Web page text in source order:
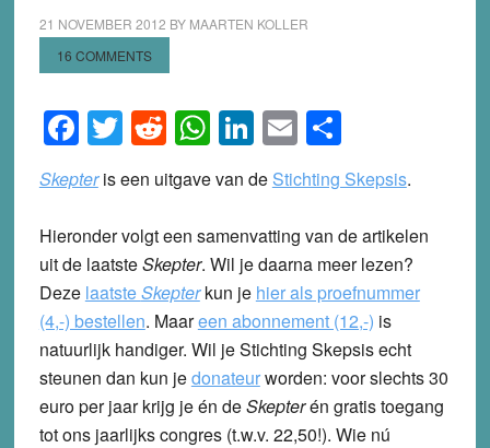
21 NOVEMBER 2012 BY MAARTEN KOLLER
16 COMMENTS
Facebook
Twitter
Reddit
WhatsApp
LinkedIn
EmailShare
Skepteris een uitgave van de Stichting Skepsis.
Hieronder volgt een samenvatting van de artikelen
uit de laatsteSkepter. Wil je daarna meer lezen?
Deze laatsteSkepterkun je hier als proefnummer
(4,-) bestellen. Maareen abonnement (12,-) is
natuurlijk handiger. Wil je Stichting Skepsis echt
steunen dan kun jedonateurworden: voor slechts 30
euro per jaar krijg je én deSkepterén gratis toegang
tot ons jaarlijks congres (t.w.v. 22,50!). Wie nú